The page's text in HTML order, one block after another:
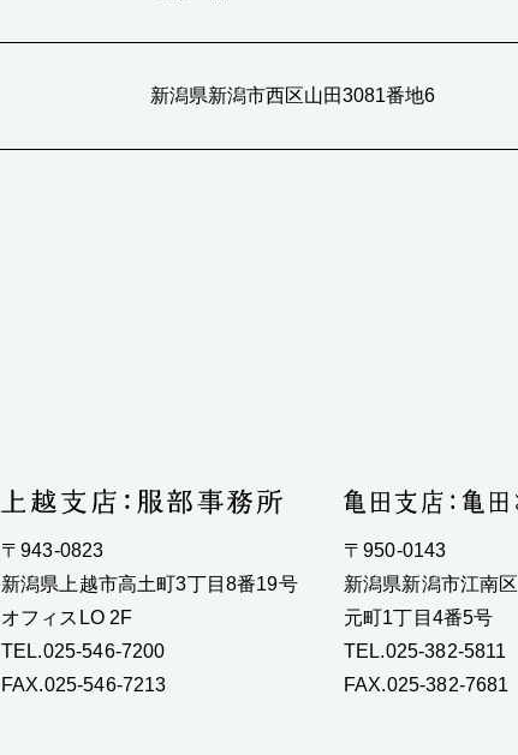
新潟県新潟市西区山田3081番地6
〒943-0823
新潟県上越市高土町3丁目8番19号
オフィスLO 2F
TEL.025-546-7200
FAX.025-546-7213
〒950-0143
新潟県新潟市江南区
元町1丁目4番5号
TEL.025-382-5811
FAX.025-382-7681